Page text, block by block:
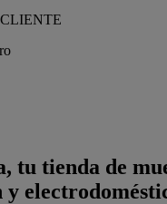
tu tienda de
y